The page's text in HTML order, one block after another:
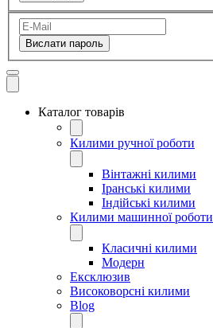
Каталог товарів
Килими ручної роботи
Вінтажні килими
Іранські килими
Індійські килими
Килими машинної роботи
Класичні килими
Модерн
Ексклюзив
Високоворсні килими
Blog